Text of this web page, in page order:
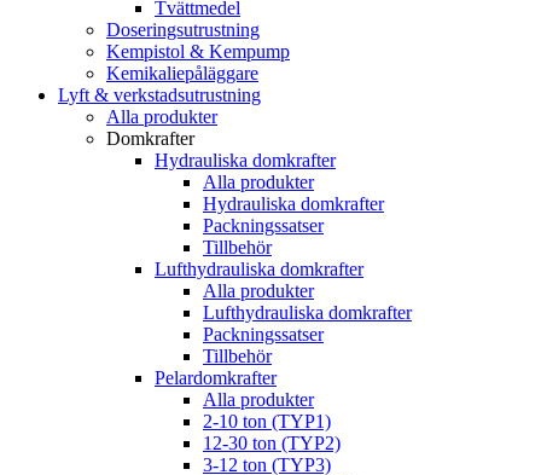
Tvättmedel
Doseringsutrustning
Kempistol & Kempump
Kemikaliepåläggare
Lyft & verkstadsutrustning
Alla produkter
Domkrafter
Hydrauliska domkrafter
Alla produkter
Hydrauliska domkrafter
Packningssatser
Tillbehör
Lufthydrauliska domkrafter
Alla produkter
Lufthydrauliska domkrafter
Packningssatser
Tillbehör
Pelardomkrafter
Alla produkter
2-10 ton (TYP1)
12-30 ton (TYP2)
3-12 ton (TYP3)